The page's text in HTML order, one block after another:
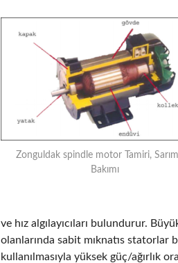
Zonguldak spindle motor Tamiri,
Bakımı
ve hız algılayıcıları bulundurur.
olanlarında sabit mıknatıs statorlar
kullanılmasıyla yüksek güç/ağırlık